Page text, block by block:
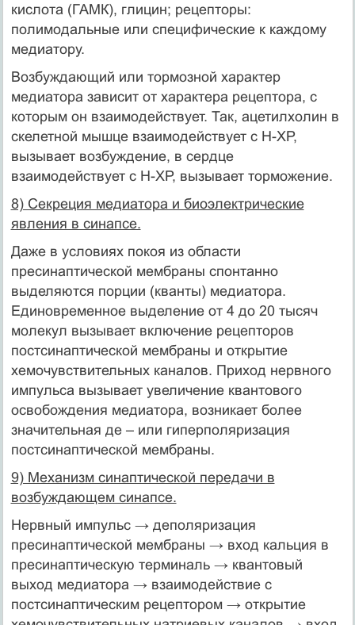
кислота (ГАМК), глицин; рецепторы:
полимодальные или специфические к каждому
медиатору.
Возбуждающий или тормозной характер
медиатора зависит от характера рецептора, с
которым он взаимодействует. Так, ацетилхолин в
скелетной мышце взаимодействует с Н-ХР,
вызывает возбуждение, в сердце
взаимодействует с Н-ХР, вызывает торможение.
8) Секреция медиатора и биоэлектрические
явления в синапсе.
Даже в условиях покоя из области
пресинаптической мембраны спонтанно
выделяются порции (кванты) медиатора.
Единовременное выделение от 4 до 20 тысяч
молекул вызывает включение рецепторов
постсинаптической мембраны и открытие
хемочувствительных каналов. Приход нервного
импульса вызывает увеличение квантового
освобождения медиатора, возникает более
значительная де – или гиперполяризация
постсинаптической мембраны.
9) Механизм синаптической передачи в
возбуждающем синапсе.
Нервный импульс → деполяризация
пресинаптической мембраны → вход кальция в
пресинаптическую терминаль → квантовый
выход медиатора → взаимодействие с
постсинаптическим рецептором → открытие